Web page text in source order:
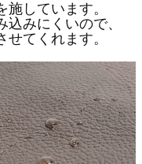
しています。
みにくいので、
てくれます。